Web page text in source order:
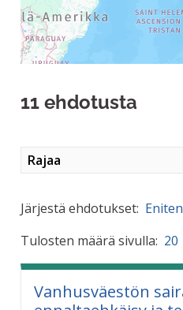
11 ehdotusta
Rajaa
Järjestä ehdotukset:
Tulosten määrä sivulla: 20
Vanhusväestön